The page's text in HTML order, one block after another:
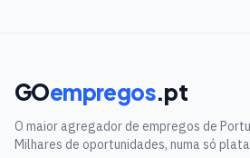
GOempregos.pt
O maior agregador de empregos de
Milhares de oportunidades, numa só